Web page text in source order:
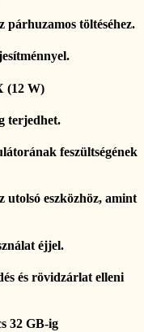
párhuzamos töltéséhez.
(12 W)
terjedhet.
feszültségének
utolsó eszközhöz, amint
éjjel.
és rövidzárlat elleni
32 GB-ig